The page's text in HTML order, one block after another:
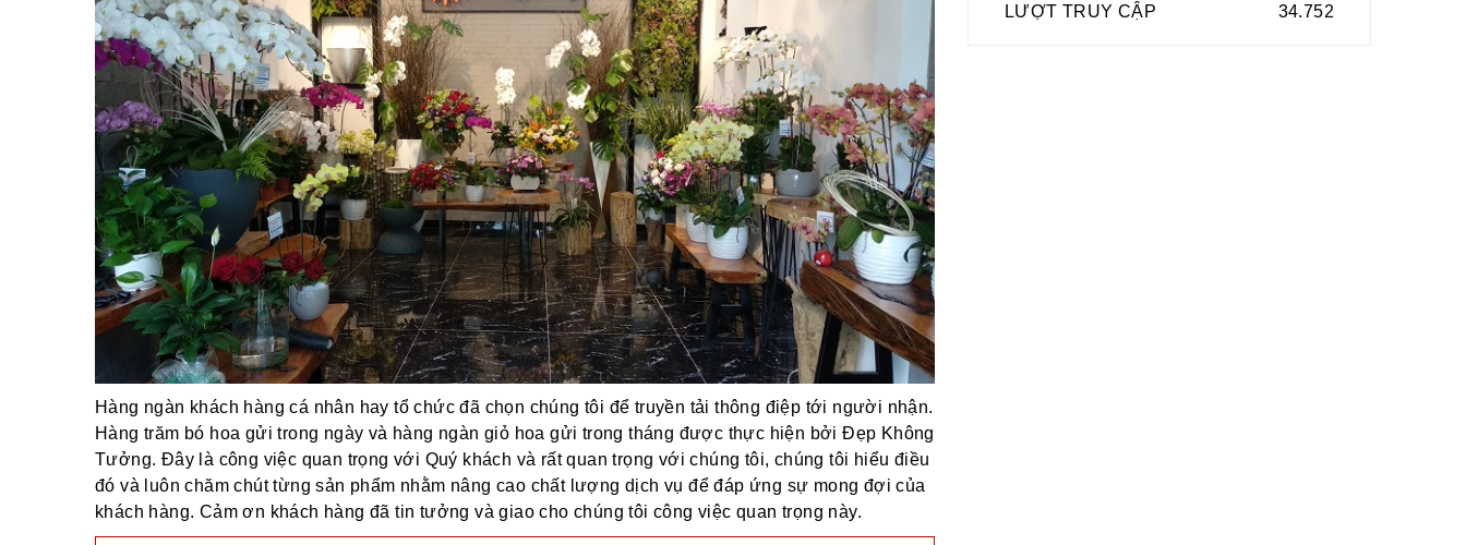
Hàng ngàn khách hàng cá nhân hay tổ chức đã chọn chúng tôi để truyền tải thông điệp tới người nhận.
Hàng trăm bó hoa gửi trong ngày và hàng ngàn giỏ hoa gửi trong tháng được thực hiện bởi Đẹp Không
Tưởng. Đây là công việc quan trọng với Quý khách và rất quan trọng với chúng tôi, chúng tôi hiểu điều
đó và luôn chăm chút từng sản phẩm nhằm nâng cao chất lượng dịch vụ để đáp ứng sự mong đợi của
khách hàng. Cảm ơn khách hàng đã tin tưởng và giao cho chúng tôi công việc quan trọng này.
LƯỢT TRUY CẬP 34.752